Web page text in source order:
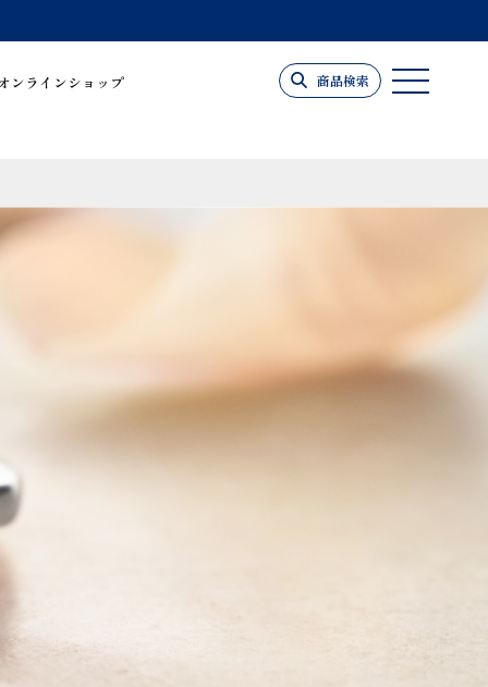
ンラインショップ 商品検索